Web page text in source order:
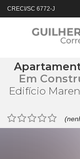
CRECI/SC 6772-J
Em
Edifício